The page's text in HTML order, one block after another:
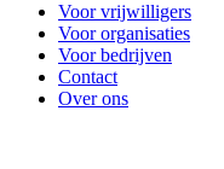
Voor vrijwilligers
Voor organisaties
Voor bedrijven
Contact
Over ons